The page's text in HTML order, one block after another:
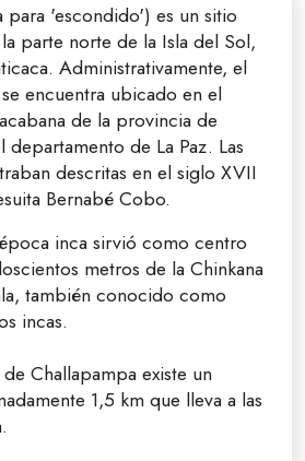
para 'escondido') es un sitio
parte norte de la Isla del Sol,
Administrativamente, el
encuentra ubicado en el
de la provincia de
de La Paz. Las
descritas en el siglo XVII
Bernabé Cobo.
inca sirvió como centro
metros de la Chinkana
también conocido como
incas.
Challapampa existe un
1,5 km que lleva a las